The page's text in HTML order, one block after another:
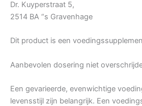
Dr. Kuyperstraat 5,
2514 BA “s Gravenhage
Dit product is een
Aanbevolen dosering niet
Een gevarieerde, evenwichtige
levensstijl zijn belangrijk. Een